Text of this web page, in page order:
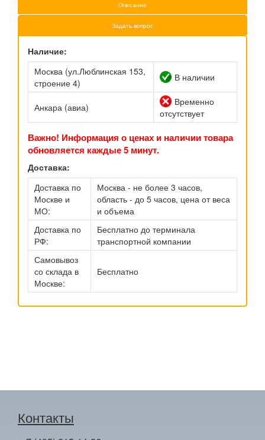
Описание
Задать вопрос
Наличие:
Москва (ул.Люблинская 153,
строение 4)
В наличии
Анкара (авиа)
Временно
отсутствует
Важно! Информация о ценах и наличии товара
обновляется каждые 5 минут.
Доставка:
Доставка по
Москве и
МО:
Москва - не более 3 часов,
область - до 5 часов, цена от веса
и объема
Доставка по
РФ:
Бесплатно до терминала
транспортной компании
Самовывоз
со склада в
Москве:
Бесплатно
Контакты